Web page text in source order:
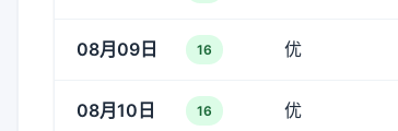
08月09日 16 优
08月10日 16 优